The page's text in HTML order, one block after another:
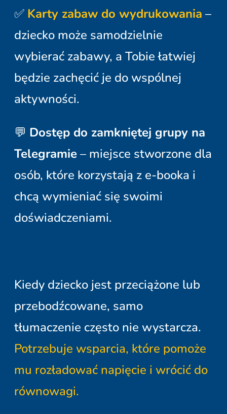
✅ Karty zabaw do wydrukowania –
dziecko może samodzielnie
wybierać zabawy, a Tobie łatwiej
będzie zachęcić je do wspólnej
aktywności.
💬 Dostęp do zamkniętej grupy na
Telegramie– miejsce stworzone dla
osób, które korzystają z e-booka i
chcą wymieniać się swoimi
doświadczeniami.
Kiedy dziecko jest przeciążone lub
przebodźcowane, samo
tłumaczenie często nie wystarcza.
Potrzebuje wsparcia, które pomoże
mu rozładować napięcie i wrócić do
równowagi.